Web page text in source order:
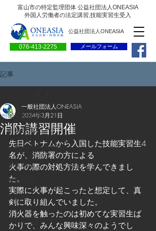
富山市の特定監理団体 公益社団法人ONEASIA
外国人労働者の法定講習,技能実習生受入
076-413-2275
公益社団法人ONEASIA
メールフォーム
記事
全ての記事
会員専用ページ
一般の方向けブログ
求人情報
求職情報
プレリリース
消防講習開催
一般社団法人ONEASIA
2024年3月21日
先日ベトナムから入国した技能実習生4
名が、消防署の方による
火事の際の対処方法を学んできまし
た。
実際に火事が起こったと想定して、真
剣に取り組んでいました。
消火器を触ったのは初めてな実習生ば
かりで、みんな興味深々のようでし